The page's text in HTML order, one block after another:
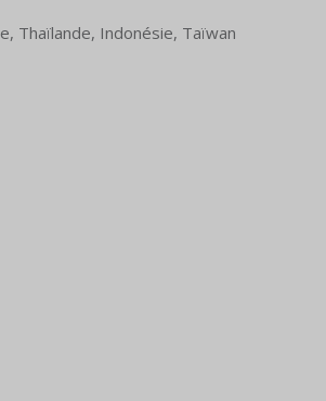
Thaïlande, Indonésie, Taïwan